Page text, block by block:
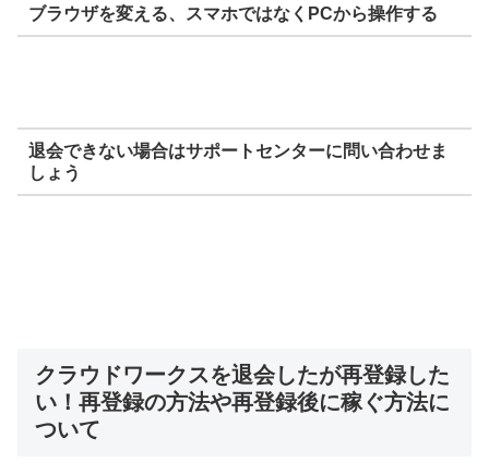
ブラウザを変える、スマホではなくPCから操作する
退会できない場合はサポートセンターに問い合わせま
しょう
クラウドワークスを退会したが再登録した
い！再登録の方法や再登録後に稼ぐ方法に
ついて